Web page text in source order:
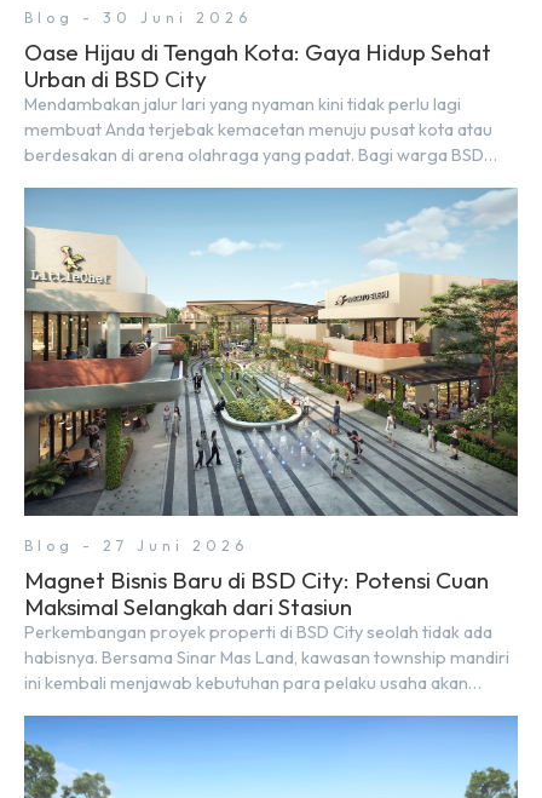
Blog - 30 Juni 2026
Oase Hijau di Tengah Kota: Gaya Hidup Sehat
Urban di BSD City
Mendambakan jalur lari yang nyaman kini tidak perlu lagi
membuat Anda terjebak kemacetan menuju pusat kota atau
berdesakan di arena olahraga yang padat. Bagi warga BSD
sekitar yang rindang, estetik, dan menenangkan. Sebagai
kawasan township terpadu, BSD City terus bertransformasi
menjadi area hunian modern yang sangat mendukung […]
Blog - 27 Juni 2026
Magnet Bisnis Baru di BSD City: Potensi Cuan
Maksimal Selangkah dari Stasiun
Perkembangan proyek properti di BSD City seolah tidak ada
habisnya. Bersama Sinar Mas Land, kawasan township mandiri
ini kembali menjawab kebutuhan para pelaku usaha akan
Alley Walk. Ruko terbaru di BSD City ini datang dengan
keunggulan geografis yang sangat strategis. Letaknya
menempel langsung dengan dua pusat pergerakan massa […]